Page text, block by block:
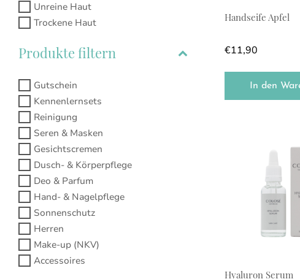
Unreine Haut
Trockene Haut
Produkte filtern
Gutschein
Kennenlernsets
Reinigung
Seren & Masken
Gesichtscremen
Dusch- & Körperpflege
Deo & Parfum
Hand- & Nagelpflege
Sonnenschutz
Herren
Make-up (NKV)
Accessoires
Handseife Apfel
€11,90
In den
Hyaluron Serum